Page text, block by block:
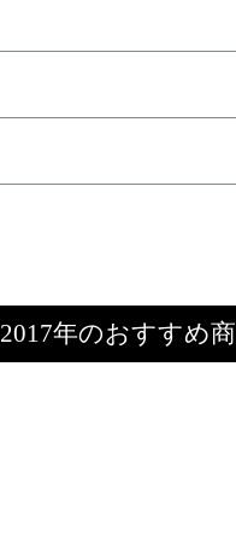
2017年のおすすめ